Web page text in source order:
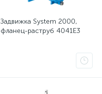
Задвижка System 2000,
фланец-раструб 4041E3